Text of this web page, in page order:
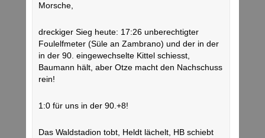
Morsche,
dreckiger Sieg heute: 17:26 unberechtigter
Foulelfmeter (Süle an Zambrano) und der in der
in der 90. eingewechselte Kittel schiesst,
Baumann hält, aber Otze macht den Nachschuss
rein!
1:0 für uns in der 90.+8!
Das Waldstadion tobt, Heldt lächelt, HB schiebt